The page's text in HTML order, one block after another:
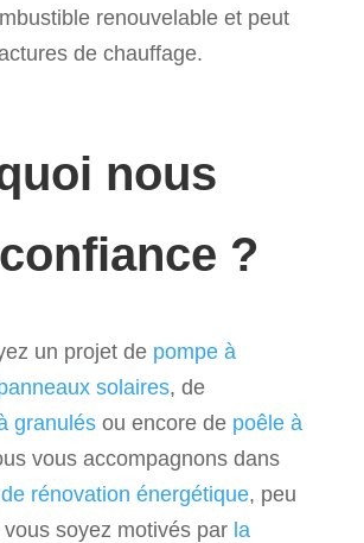
renouvelable et peut
de chauffage.
nous
?
un projet de pompe à
solaires, de
granulésou encore de poêle à
vous accompagnons dans
rénovation énergétique, peu
soyez motivés par la